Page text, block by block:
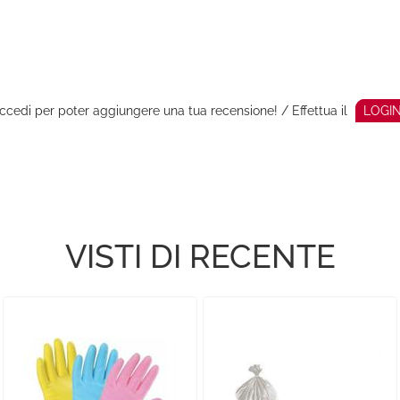
per poter aggiungere una tua recensione! / Effettua il
VISTI DI RECENTE